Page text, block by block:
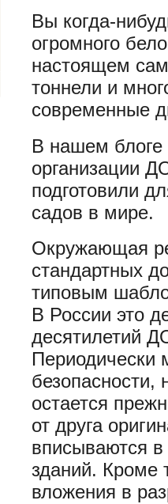
Вы когда-
огромного
настоящем
тоннели и
современные
В нашем блоге
организации
подготовили
садов в мире.
Окружающая
стандартных
типовым
В России это
десятилетий
безопасности,
остается
от друга
вписываются
зданий. Кроме
вложения в